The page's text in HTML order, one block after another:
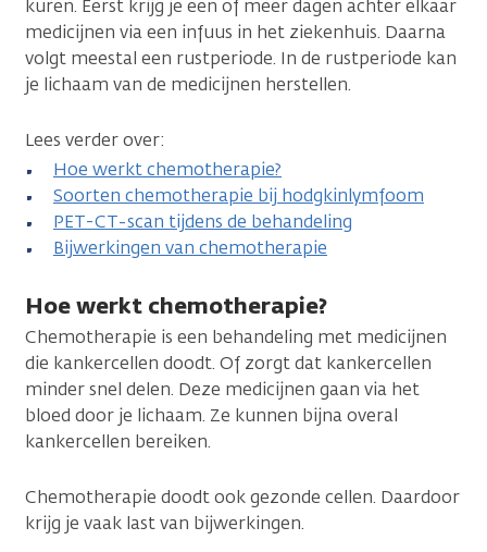
kuren. Eerst krijg je een of meer dagen achter elkaar
medicijnen via een infuus in het ziekenhuis. Daarna
volgt meestal een rustperiode. In de rustperiode kan
je lichaam van de medicijnen herstellen.
Lees verder over:
Hoe werkt chemotherapie?
Soorten chemotherapie bij hodgkinlymfoom
PET-CT-scan tijdens de behandeling
Bijwerkingen van chemotherapie
Hoe werkt chemotherapie?
Chemotherapie is een behandeling met medicijnen
die kankercellen doodt. Of zorgt dat kankercellen
minder snel delen. Deze medicijnen gaan via het
bloed door je lichaam. Ze kunnen bijna overal
kankercellen bereiken.
Chemotherapie doodt ook gezonde cellen. Daardoor
krijg je vaak last van bijwerkingen.